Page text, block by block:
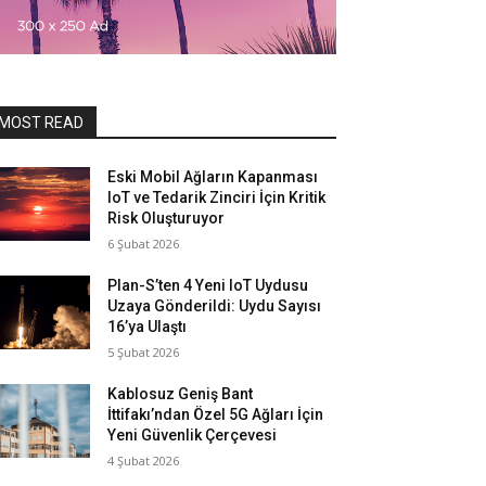
READ
Eski Mobil Ağların Kapanması
IoT ve Tedarik Zinciri İçin Kritik
Risk Oluşturuyor
6 Şubat 2026
Plan-S’ten 4 Yeni IoT Uydusu
Uzaya Gönderildi: Uydu Sayısı
16’ya Ulaştı
5 Şubat 2026
Kablosuz Geniş Bant
İttifakı’ndan Özel 5G Ağları İçin
Yeni Güvenlik Çerçevesi
4 Şubat 2026